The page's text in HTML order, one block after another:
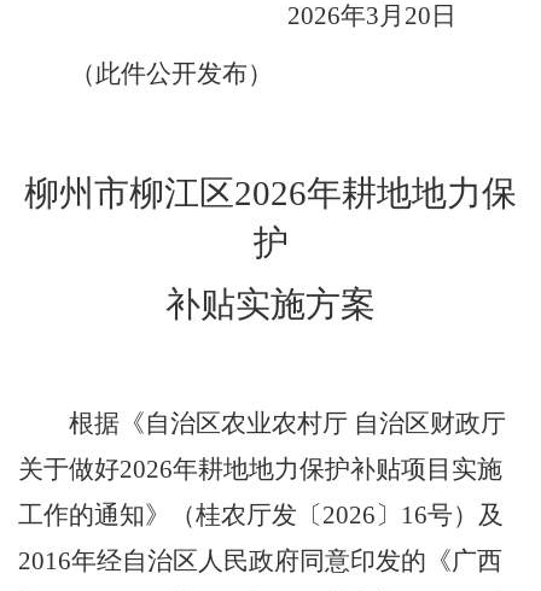
2026年3月 20 日
（此件公开发布）
柳州市柳江区2026年耕地地力保
护
补贴实施方案
根据 《自治区农业农村厅 自治区财政厅
关于做好2026年耕地地力保护补贴项目实施
工作的通知》（桂农厅发〔2026〕 16号） 及
2016年经自治区人民政府同意印发的《广西